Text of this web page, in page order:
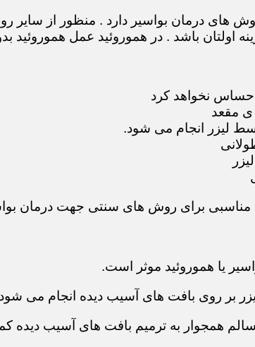
های درمان بواسیر دارد . منظور از سایر
اولتان باشد . در هموروئید عمل هموروئید
نخواهد کرد
ی مقعد
لیزر انجام می شود.
مناسبی برای روش های سنتی جهت درمان
یا هموروئید موثر است.
بر روی بافت های آسیب دیده انجام می
همجوار به ترمیم بافت های آسیب دیده